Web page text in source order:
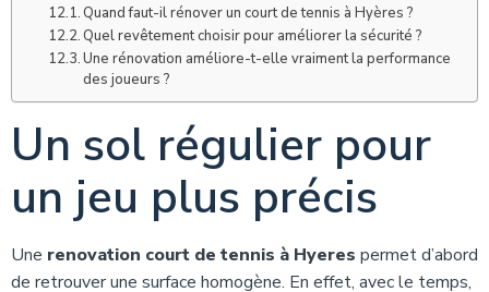
Quand faut-il rénover un court de tennis à Hyères ?
Quel revêtement choisir pour améliorer la sécurité ?
Une rénovation améliore-t-elle vraiment la performance
des joueurs ?
Un sol régulier pour
un jeu plus précis
Une renovation court de tennis à Hyeres permet d’abord
de retrouver une surface homogène. En effet, avec le temps,